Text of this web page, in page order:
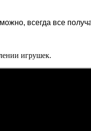
всегда все
игрушек.